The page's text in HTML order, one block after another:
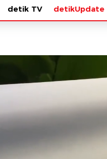
detik TV detikUpdate